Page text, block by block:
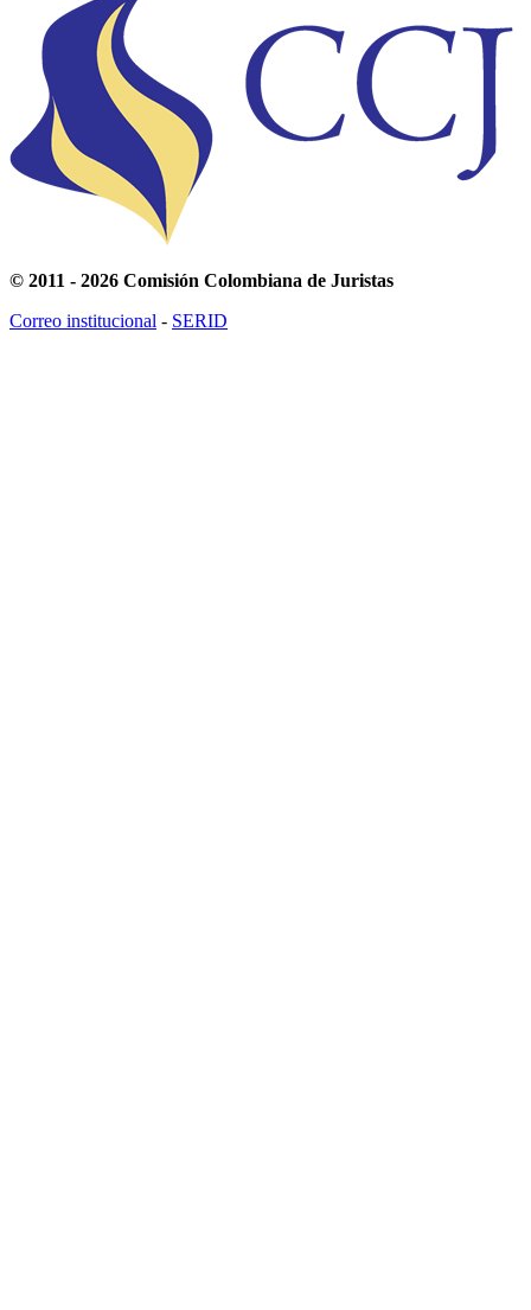
© 2011 - 2026 Comisión Colombiana de Juristas
Correo institucional - SERID